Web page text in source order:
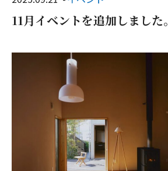
11月イベントを追加しました。